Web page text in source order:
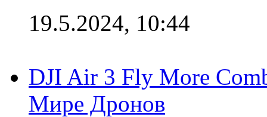
19.5.2024, 10:44
DJI Air 3 Fly More
Мире Дронов